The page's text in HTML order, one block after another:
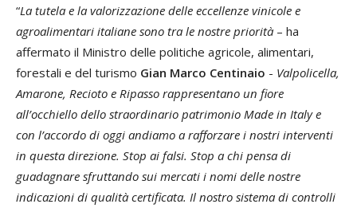
“La tutela e la valorizzazione delle eccellenze vinicole e
agroalimentari italiane sono tra le nostre priorità – ha
affermato il Ministro delle politiche agricole, alimentari,
forestali e del turismo Gian Marco Centinaio - Valpolicella,
Amarone, Recioto e Ripasso rappresentano un fiore
all’occhiello dello straordinario patrimonio Made in Italy e
con l’accordo di oggi andiamo a rafforzare i nostri interventi
in questa direzione. Stop ai falsi. Stop a chi pensa di
guadagnare sfruttando sui mercati i nomi delle nostre
indicazioni di qualità certificata. Il nostro sistema di controlli